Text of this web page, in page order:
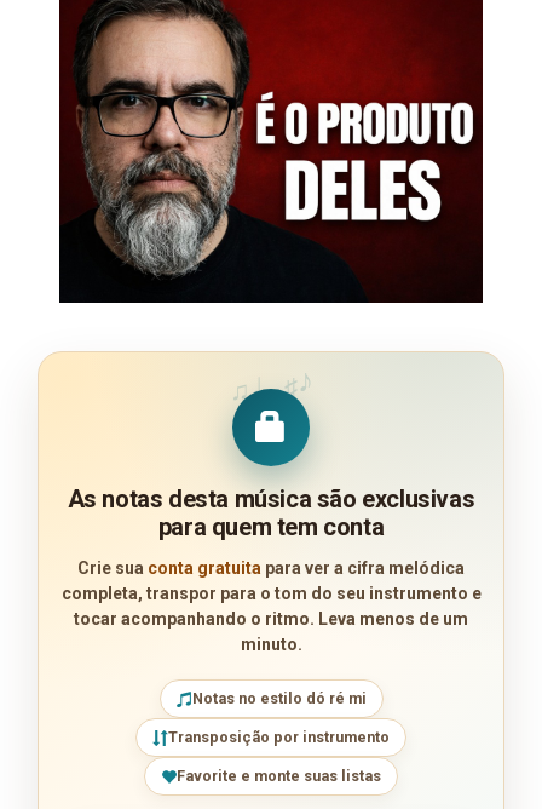
♫♩♯♪
As notas desta música são exclusivas
para quem tem conta
Crie sua conta gratuita para ver a cifra melódica
completa, transpor para o tom do seu instrumento e
tocar acompanhando o ritmo. Leva menos de um
minuto.
Notas no estilo dó ré mi
Transposição por instrumento
Favorite e monte suas listas